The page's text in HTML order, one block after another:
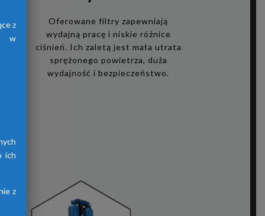
Oferowane filtry zapewniają
wydajną pracę i niskie różnice
ciśnień. Ich zaletą jest mała utrata
sprężonego powietrza, duża
wydajność i bezpieczeństwo.
z
w
ich
z